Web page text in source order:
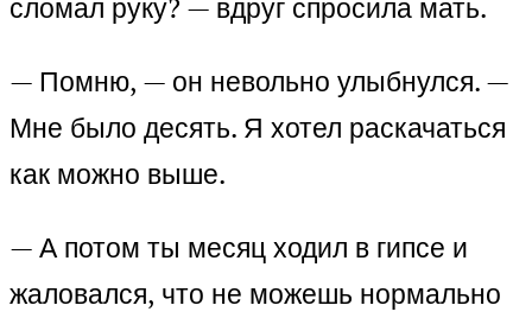
сломал руку? — вдруг спросила мать.
— Помню, — он невольно улыбнулся. —
Мне было десять. Я хотел раскачаться
как можно выше.
— А потом ты месяц ходил в гипсе и
жаловался, что не можешь нормально